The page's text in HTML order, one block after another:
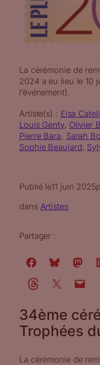
La cérémonie de
2024 a eu lieu le 10
l’événement).
Artiste(s) : Elsa
Louis Genty, Olivier
Pierre Bara, Sarah
Sophie Beaujard,
Publié le11 juin 2025
dans Artistes
Partager :
34ème
Trophées
La cérémonie de